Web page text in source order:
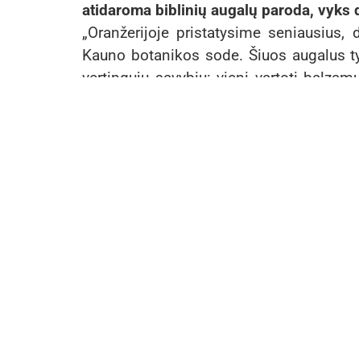
atidaroma biblinių augalų paroda, vyks
„Oranžerijoje pristatysime
Kauno botanikos sode. Šiuos
vertingųjų savybių: vieni vartoti